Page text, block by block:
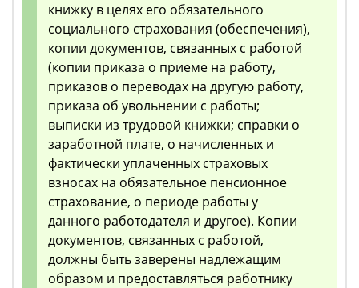
книжку в целях его обязательного
социального страхования (обеспечения),
копии документов, связанных с работой
(копии приказа о приеме на работу,
приказов о переводах на другую работу,
приказа об увольнении с работы;
выписки из трудовой книжки; справки о
заработной плате, о начисленных и
фактически уплаченных страховых
взносах на обязательное пенсионное
страхование, о периоде работы у
данного работодателя и другое). Копии
документов, связанных с работой,
должны быть заверены надлежащим
образом и предоставляться работнику